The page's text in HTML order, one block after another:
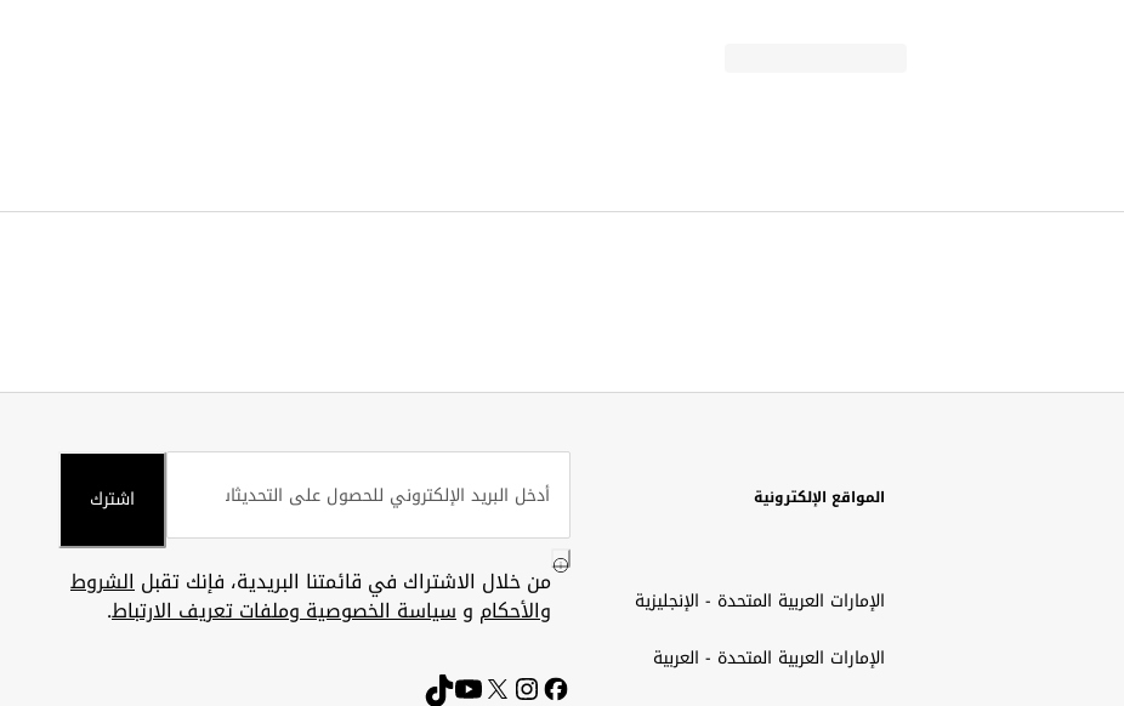
المواقع الإلكترونية
الإمارات العربية المتحدة - الإنجليزية
الإمارات العربية المتحدة - العربية
اشترك
من خلال الاشتراك في قائمتنا البريدية، فإنك تقبلالشروط
والأحكام وسياسة الخصوصية وملفات تعريف الارتباط.